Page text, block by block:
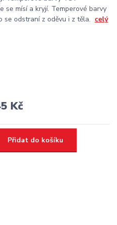
se mísí a kryjí. Temperové barvy
se odstraní z oděvu i z těla. celý
Kč
Přidat do košíku